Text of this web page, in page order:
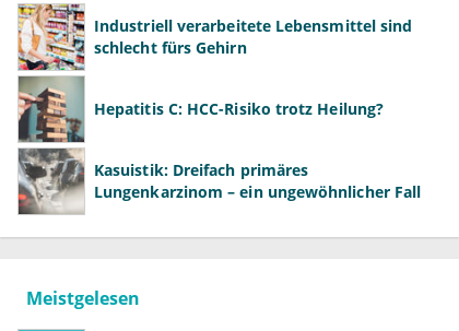
Industriell verarbeitete Lebensmittel sind
schlecht fürs Gehirn
Hepatitis C: HCC-Risiko trotz Heilung?
Kasuistik: Dreifach primäres
Lungenkarzinom – ein ungewöhnlicher Fall
Meistgelesen